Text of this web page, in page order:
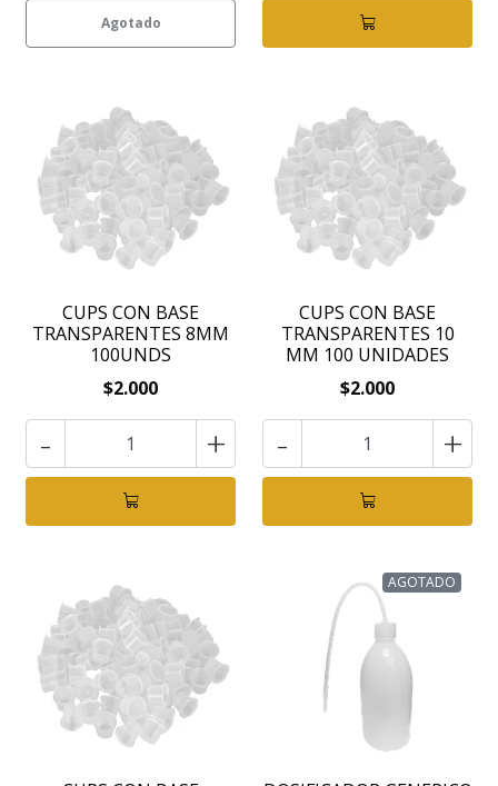
Agotado
CUPS CON BASE
TRANSPARENTES 8MM
100UNDS
$2.000
- +
CUPS CON BASE
TRANSPARENTES 10
MM 100 UNIDADES
$2.000
- +
AGOTADO